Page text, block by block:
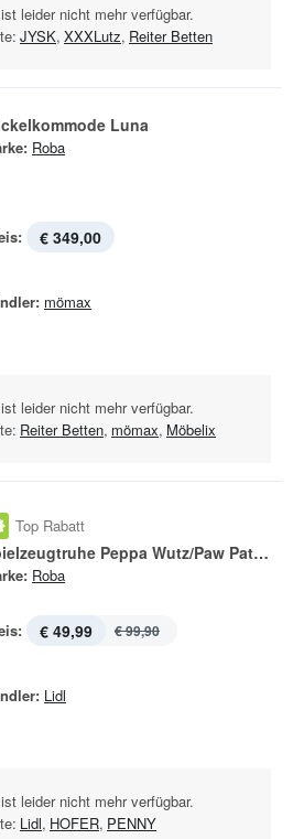
leider nicht mehr verfügbar.
JYSK, XXXLutz, Reiter Betten
Luna
Roba
€ 349,00
mömax
leider nicht mehr verfügbar.
Reiter Betten, mömax, Möbelix
Top Rabatt
Spielzeugtruhe Peppa Wutz/Paw Patrol
Roba
€ 49,99 € 99,90
Lidl
leider nicht mehr verfügbar.
Lidl, HOFER, PENNY